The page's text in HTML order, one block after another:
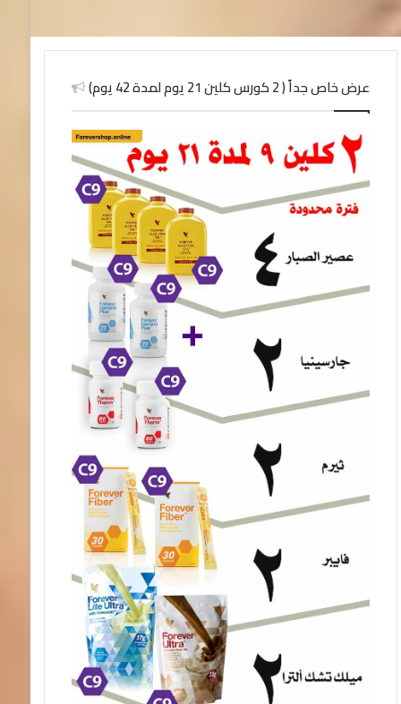
عرض خاص جداً ( 2 كورس كلين 21 يوم لمدة 42 يوم)